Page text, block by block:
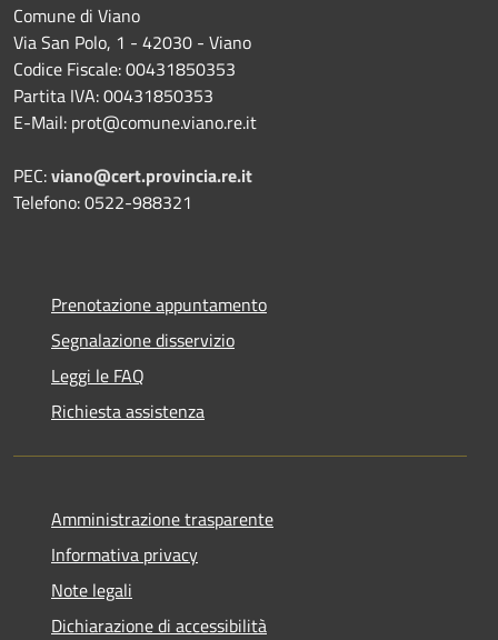
Comune di Viano
Via San Polo, 1 - 42030 - Viano
Codice Fiscale: 00431850353
Partita IVA: 00431850353
E-Mail: prot@comune.viano.re.it
PEC:viano@cert.provincia.re.it
Telefono: 0522-988321
Prenotazione appuntamento
Segnalazione disservizio
Leggi le FAQ
Richiesta assistenza
Amministrazione trasparente
Informativa privacy
Note legali
Dichiarazione di accessibilità